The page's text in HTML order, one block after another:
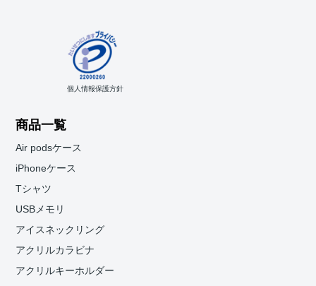
個人情報保護方針
商品一覧
Air podsケース
iPhoneケース
Tシャツ
USBメモリ
アイスネックリング
アクリルカラビナ
アクリルキーホルダー